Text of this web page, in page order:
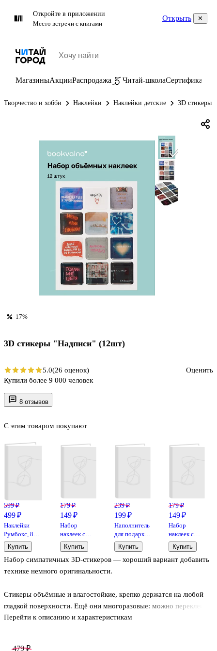
Откройте в приложении
Место встречи с книгами
Открыть
МагазиныАкцииРаспродажа Читай-школаСертификаты
Творчество и хобби Наклейки Наклейки детские 3D стикеры
8 отзывов
Набор симпатичных 3D-стикеров — хороший вариант добавить
технике немного оригинальности.
Стикеры объёмные и влагостойкие, крепко держатся на любой
гладкой поверхности. Ещё они многоразовые: можно переклеить
на другое место, если понадобится, и не останется никаких
Перейти к описанию и характеристикам
С этим товаром покупают
599 ₽
499 ₽
Наклейки
Румбокс, 8
локаций, 8
листов с
наклейками,
13.3x19 см,
Купить
179 ₽
149 ₽
Набор
наклеек с
полем для
создания
миниатюрных
сцен, размер
Купить
239 ₽
199 ₽
Наполнитель
для подарков
«S-2.
Молочный»,
20 г
Купить
179 ₽
149 ₽
Набор
наклеек с
полем для
создания
миниатюрных
Купить
-17%
3D стикеры "Надписи" (12шт)
5.0(26 оценок)
Оценить
Купили более 9 000 человек
479 ₽